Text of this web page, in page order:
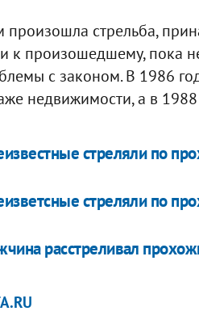
произошла стрельба,
к произошедшему, пока
с законом. В 1986
недвижимости, а в
стреляли по
стреляли по
расстреливал